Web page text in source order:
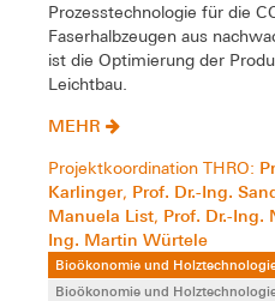
Prozesstechnologie für die
Faserhalbzeugen aus
ist die Optimierung der
Leichtbau.
MEHR
Projektkoordination THRO:
Karlinger, Prof. Dr.-Ing.
Manuela List, Prof. Dr.-Ing.
Ing. Martin Würtele
Bioökonomie und
Bioökonomie und